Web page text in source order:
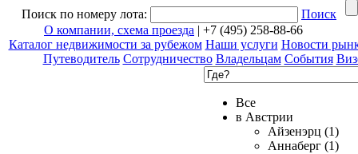
Поиск по номеру лота:
Поиск
О компании, схема проезда | +7 (495) 258-88-66
Каталог недвижимости за рубежом Наши услуги Новости
Путеводитель Сотрудничество Владельцам События
Все
в Австрии
Айзенэрц (1)
Аннаберг (1)